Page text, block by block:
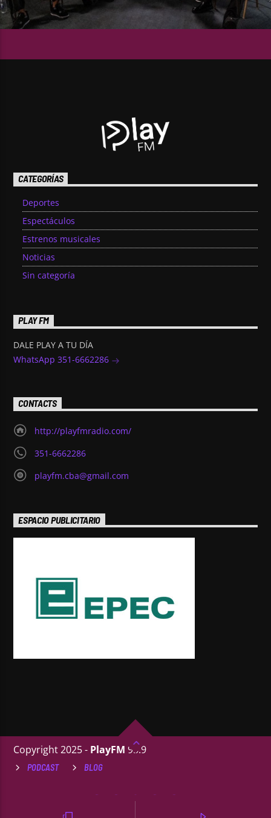
CATEGORÍAS
Deportes
Espectáculos
Estrenos musicales
Noticias
Sin categoría
PLAY FM
DALE PLAY A TU DÍA
WhatsApp 351-6662286
CONTACTS
http://playfmradio.com/
351-6662286
playfm.cba@gmail.com
ESPACIO PUBLICITARIO
Copyright 2025 - PlayFM 95.9
PODCAST BLOG